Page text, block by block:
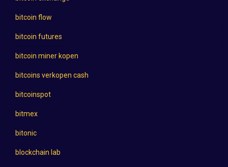
bitcoin flow
bitcoin futures
bitcoin miner kopen
bitcoins verkopen cash
bitcoinspot
bitmex
bitonic
blockchain lab